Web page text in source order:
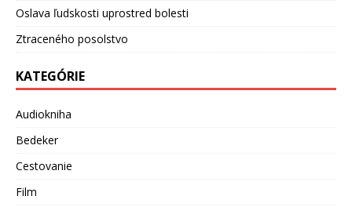
Oslava ľudskosti uprostred bolesti
Ztraceného posolstvo
KATEGÓRIE
Audiokniha
Bedeker
Cestovanie
Film